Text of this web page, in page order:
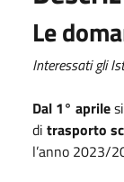
Le
Interessati gli
Dal 1° aprile
di trasporto
l’anno 2023/